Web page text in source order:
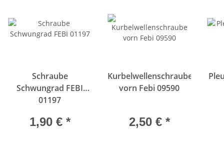
Schraube
Schwungrad FEBI
01197
1,90 € *
Kurbelwellenschraube
vorn Febi 09590
2,50 € *